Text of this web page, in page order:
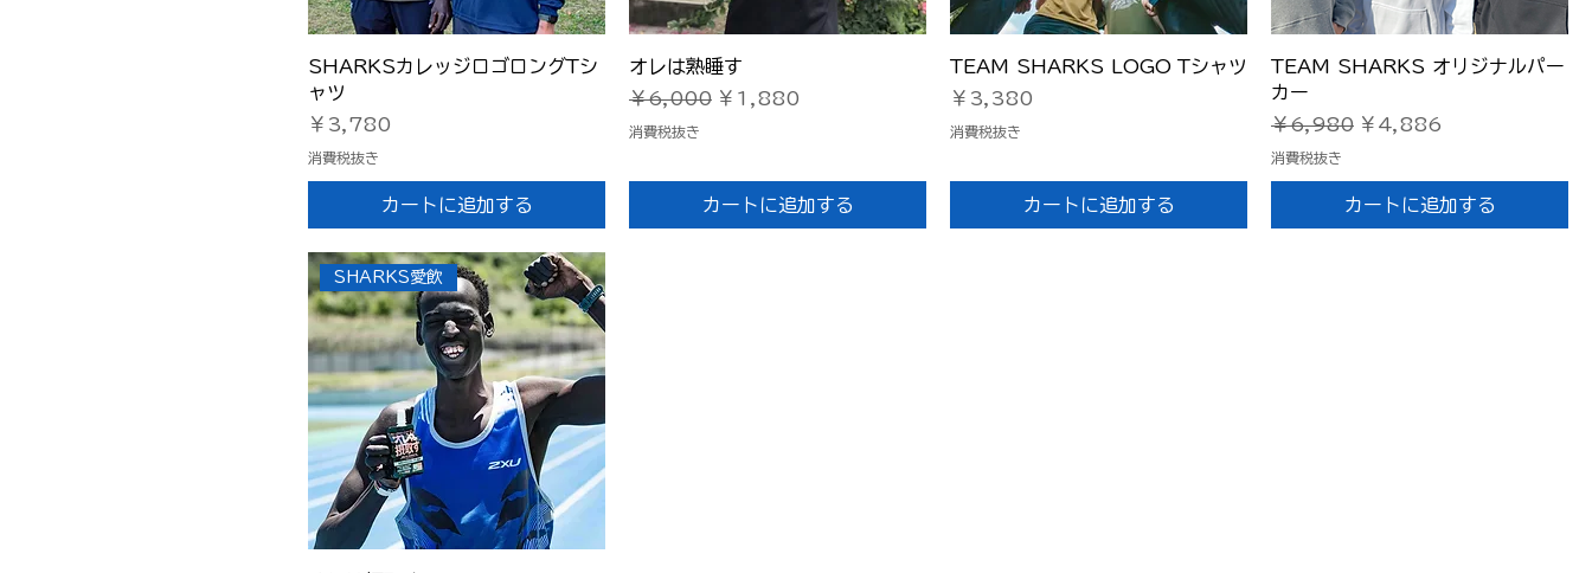
クイックビュー
SHARKSカレッジロゴロングTシ
ャツ
価格
￥3,780
消費税抜き
カートに追加する
クイックビュー
オレは熟睡す
通常価格
￥6,000 セール価格
￥1,880
消費税抜き
カートに追加する
クイックビュー
TEAM SHARKS LOGO Tシャツ
価格
￥3,380
消費税抜き
カートに追加する
クイックビュー
TEAM SHARKS オリジナルパー
カー
通常価格
￥6,980 セール価格
￥4,886
消費税抜き
カートに追加する
SHARKS愛飲